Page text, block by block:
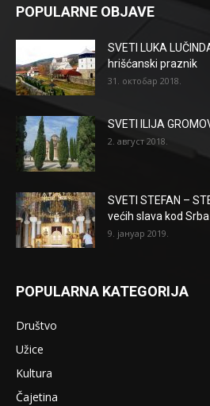
POPULARNE OBJAVE
SVETI LUKA
hrišćanski praznik
31. октобар 2018.
SVETI ILIJA
2. август 2018.
SVETI STEFAN –
većih slava kod Srba
9. јануар 2019.
POPULARNA KATEGORIJA
Društvo
Užice
Kultura
Čajetina